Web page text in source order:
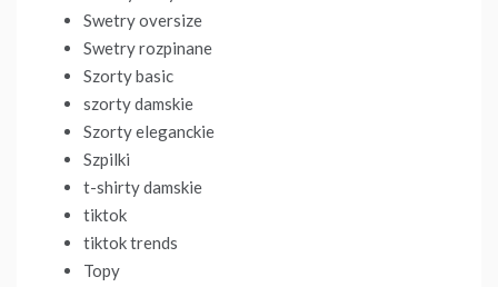
Swetry oversize
Swetry rozpinane
Szorty basic
szorty damskie
Szorty eleganckie
Szpilki
t-shirty damskie
tiktok
tiktok trends
Topy